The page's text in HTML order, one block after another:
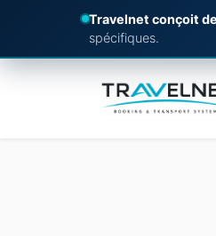
Travelnet conçoit
spécifiques.